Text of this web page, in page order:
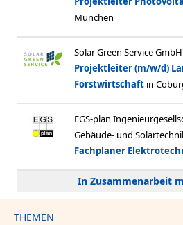
In Zusammenarbeit
THEMEN